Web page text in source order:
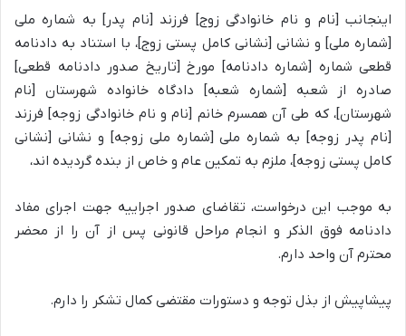
اینجانب [نام و نام خانوادگی زوج] فرزند [نام پدر] به شماره ملی
[شماره ملی] و نشانی [نشانی کامل پستی زوج]، با استناد به دادنامه
قطعی شماره [شماره دادنامه] مورخ [تاریخ صدور دادنامه قطعی]
صادره از شعبه [شماره شعبه] دادگاه خانواده شهرستان [نام
شهرستان]، که طی آن همسرم خانم [نام و نام خانوادگی زوجه] فرزند
[نام پدر زوجه] به شماره ملی [شماره ملی زوجه] و نشانی [نشانی
کامل پستی زوجه]، ملزم به تمکین عام و خاص از بنده گردیده اند،
به موجب این درخواست، تقاضای صدور اجراییه جهت اجرای مفاد
دادنامه فوق الذکر و انجام مراحل قانونی پس از آن را از محضر
محترم آن واحد دارم.
پیشاپیش از بذل توجه و دستورات مقتضی کمال تشکر را دارم.